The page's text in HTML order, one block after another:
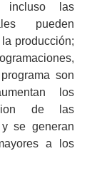
incluso las
pueden
producción;
son
los
de las
se generan
a los